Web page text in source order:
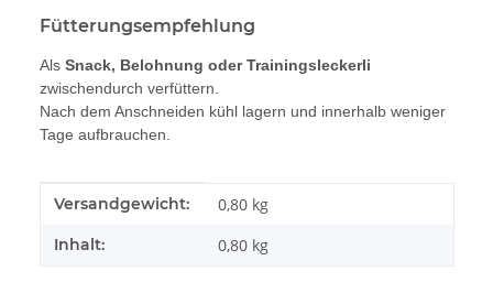
Fütterungsempfehlung
Als Snack, Belohnung oder Trainingsleckerli
zwischendurch verfüttern.
Nach dem Anschneiden kühl lagern und innerhalb weniger
Tage aufbrauchen.
Produkteigenschaft
Wert
Versandgewicht: 0,80 kg
Inhalt: 0,80 kg